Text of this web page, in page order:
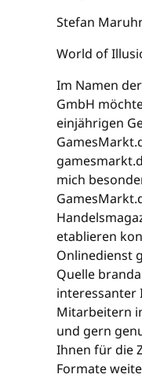
Stefan
World of
Im Namen
GmbH
einjährigen
mich
etablieren
Onlinedienst
Quelle
interessanter
Mitarbeitern
und gern
Ihnen für die
Formate